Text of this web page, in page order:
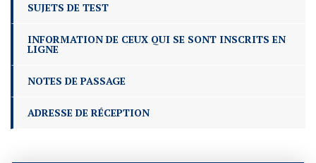
SUJETS DE TEST
INFORMATION DE CEUX QUI SE SONT INSCRITS EN
LIGNE
NOTES DE PASSAGE
ADRESSE DE RÉCEPTION